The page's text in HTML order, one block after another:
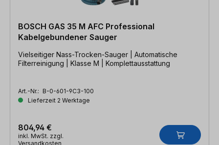
BOSCH GAS 35 M AFC Professional
Kabelgebundener Sauger
Vielseitiger Nass-Trocken-Sauger | Automatische
Filterreinigung | Klasse M | Komplettausstattung
Art.-Nr.: B-0-601-9C3-100
Lieferzeit 2 Werktage
804,94 €
inkl. MwSt. zzgl.
Versandkosten